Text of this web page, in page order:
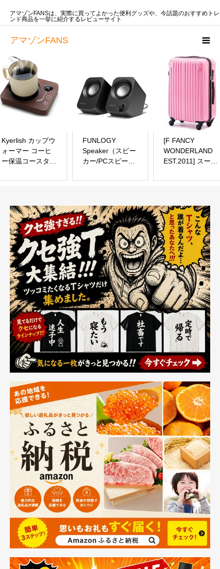
アマゾンFANS
アマゾンFANSは、実際に買ってよかった便利グッズや、今話題のおすすめトレ
ンド商品を一挙に紹介するレビューサイト
Kyerlish カップウ
ォーマー コーヒ
ー保温コースター
マー ドリンクウ
75℃ 重力センサ
ー付き 静音 自動
電源オフ コップ
保温 水/お茶/コー
ヒー/牛乳など飲
み物 加熱コース
ター オフィス/家
庭用 友達/家族へ
のプレゼント
PSE安全認証済み
AC100V/30W（木
目-75℃ 50/60Hz
全国対応）
FUNLOGY
Speaker（スピー
カー/PCスピーカ
受賞】総合14W /
音/AUX / 3.5mm
ピン入力【日本ブ
ランド】 (ブラッ
ク)
[F FANCY
WONDERLAND
EST.2011] スーツ
バッグ キャリー
持ち込み 軽量 か
わいい 旅行 女性
修学旅行 sサイズ
1泊2日 (S サイズ
(約33L/機内持込),
ピンク)